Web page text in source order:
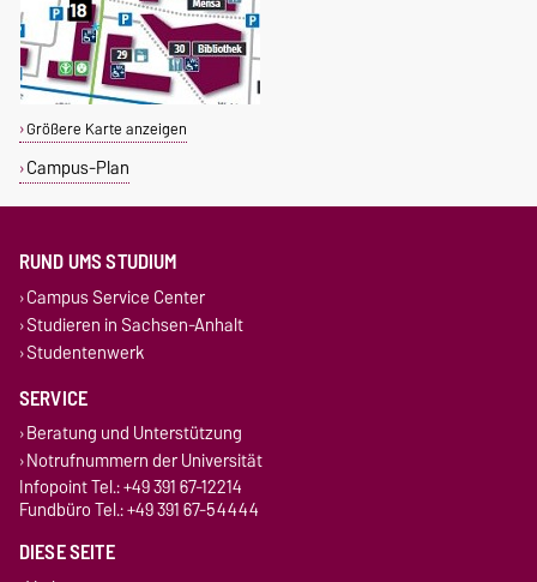
Größere Karte anzeigen
Campus-Plan
RUND UMS STUDIUM
Campus Service Center
Studieren in Sachsen-Anhalt
Studentenwerk
SERVICE
Beratung und Unterstützung
Notrufnummern der Universität
Infopoint Tel.: +49 391 67-12214
Fundbüro Tel.: +49 391 67-54444
DIESE SEITE